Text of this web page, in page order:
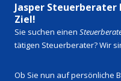
Jasper Steuerberater
Ziel!
Sie suchen einen
tätigen Steuerberater? Wir
Ob Sie nun auf persönliche